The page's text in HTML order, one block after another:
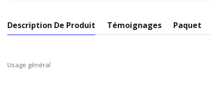
Description De Produit Témoignages Paquet
Usage général